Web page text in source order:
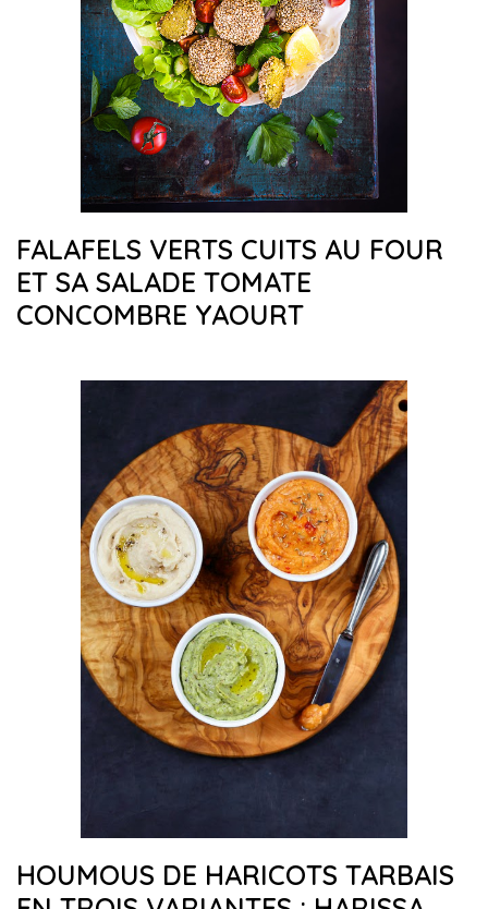
FALAFELS VERTS CUITS AU FOUR
ET SA SALADE TOMATE
CONCOMBRE YAOURT
HOUMOUS DE HARICOTS TARBAIS